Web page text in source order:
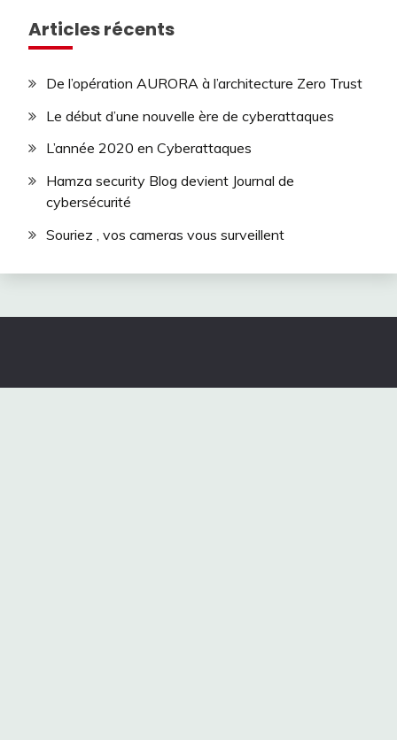
Articles récents
De l’opération AURORA à l’architecture Zero Trust
Le début d’une nouvelle ère de cyberattaques
L’année 2020 en Cyberattaques
Hamza security Blog devient Journal de
cybersécurité
Souriez , vos cameras vous surveillent